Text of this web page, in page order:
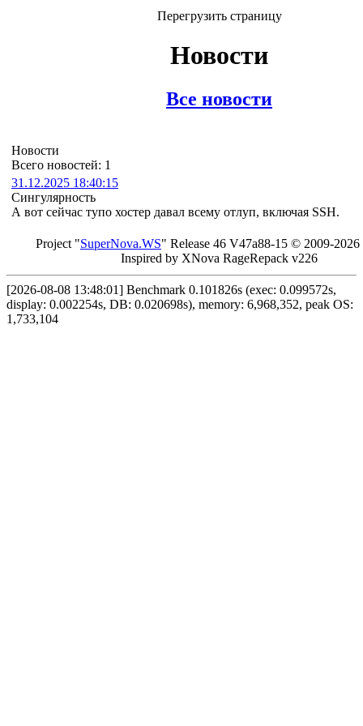
Перегрузить страницу
Новости
Все новости
Новости
Всего новостей: 1
31.12.2025 18:40:15
Сингулярность
А вот сейчас тупо хостер давал всему отлуп, включая SSH.
Project "SuperNova.WS" Release 46 V47a88-15 © 2009-2026
Inspired by XNova RageRepack v226
[2026-08-08 13:48:01] Benchmark 0.101826s (exec: 0.099572s,
display: 0.002254s, DB: 0.020698s), memory: 6,968,352, peak OS:
1,733,104